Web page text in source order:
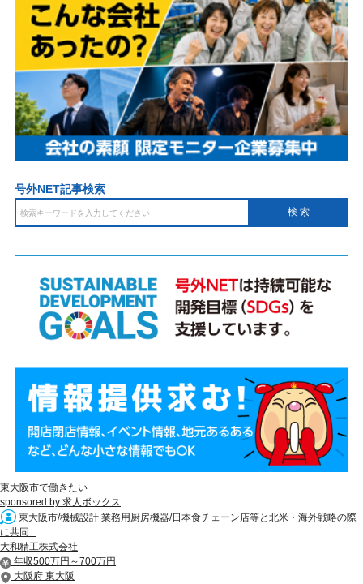
号外NET記事検索
東大阪市で働きたい
sponsored by 求人ボックス
東大阪市/機械設計 業務用厨房機器/日本食チェーン店等と北米・海外戦略の際
に共同...
大和精工株式会社
年収500万円～700万円
大阪府 東大阪